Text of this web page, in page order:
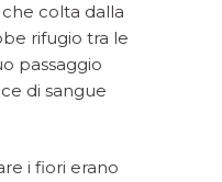
colta dalla
rifugio tra le
passaggio
di sangue
i fiori erano